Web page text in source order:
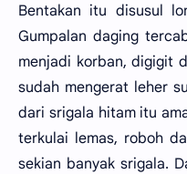
Bentakan itu disusul
Gumpalan daging
menjadi korban, digigit
sudah mengerat leher
dari srigala hitam itu
terkulai lemas, roboh
sekian banyak srigala.